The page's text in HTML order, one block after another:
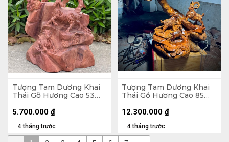
Tượng Tam Dương Khai
Thái Gỗ Hương Cao 53
10kg
4 tháng trước
5.700.000 ₫
Tượng Tam Dương Khai
Thái Gỗ Hương Cao 85
4 tháng trước
12.300.000 ₫